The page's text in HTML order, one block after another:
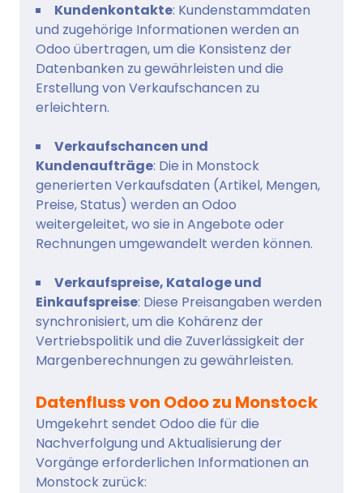
Kundenkontakte: Kundenstammdaten
und zugehörige Informationen werden an
Odoo übertragen, um die Konsistenz der
Datenbanken zu gewährleisten und die
Erstellung von Verkaufschancen zu
erleichtern.
Verkaufschancen und
Kundenaufträge: Die in Monstock
generierten Verkaufsdaten (Artikel, Mengen,
Preise, Status) werden an Odoo
weitergeleitet, wo sie in Angebote oder
Rechnungen umgewandelt werden können.
Verkaufspreise, Kataloge und
Einkaufspreise: Diese Preisangaben werden
synchronisiert, um die Kohärenz der
Vertriebspolitik und die Zuverlässigkeit der
Margenberechnungen zu gewährleisten.
Datenfluss von Odoo zu Monstock
Umgekehrt sendet Odoo die für die
Nachverfolgung und Aktualisierung der
Vorgänge erforderlichen Informationen an
Monstock zurück: